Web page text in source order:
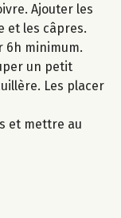
Ajouter les
et les câpres.
6h minimum.
un petit
Les placer
et mettre au